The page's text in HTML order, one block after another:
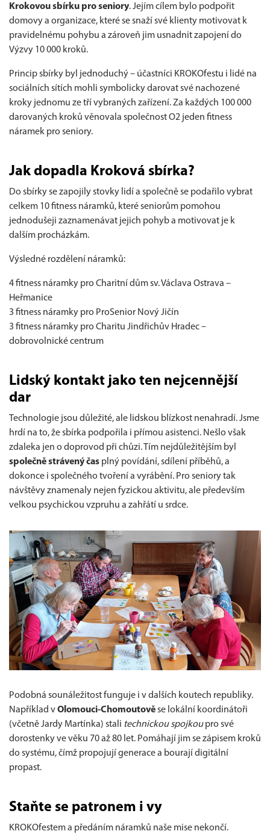
Krokovou sbírku pro seniory. Jejím cílem bylo podpořit
domovy a organizace, které se snaží své klienty motivovat k
pravidelnému pohybu a zároveň jim usnadnit zapojení do
Výzvy 10 000 kroků.
Princip sbírky byl jednoduchý – účastníci KROKOfestu i lidé na
sociálních sítích mohli symbolicky darovat své nachozené
kroky jednomu ze tří vybraných zařízení. Za každých 100 000
darovaných kroků věnovala společnost O2 jeden fitness
náramek pro seniory.
Jak dopadla Kroková sbírka?
Do sbírky se zapojily stovky lidí a společně se podařilo vybrat
celkem 10 fitness náramků, které seniorům pomohou
jednodušeji zaznamenávat jejich pohyb a motivovat je k
dalším procházkám.
Výsledné rozdělení náramků:
4 fitness náramky pro Charitní dům sv. Václava Ostrava –
Heřmanice
3 fitness náramky pro ProSenior Nový Jičín
3 fitness náramky pro Charitu Jindřichův Hradec –
dobrovolnické centrum
Lidský kontakt jako ten nejcennější
dar
Technologie jsou důležité, ale lidskou blízkost nenahradí. Jsme
hrdí na to, že sbírka podpořila i přímou asistenci. Nešlo však
zdaleka jen o doprovod při chůzi. Tím nejdůležitějším byl
společně strávený čas plný povídání, sdílení příběhů, a
dokonce i společného tvoření a vyrábění. Pro seniory tak
návštěvy znamenaly nejen fyzickou aktivitu, ale především
velkou psychickou vzpruhu a zahřátí u srdce.
Podobná sounáležitost funguje i v dalších koutech republiky.
Například vOlomouci-Chomoutověse lokální koordinátoři
(včetně Jardy Martínka) stali technickou spojkoupro své
dorostenky ve věku 70 až 80 let. Pomáhají jim se zápisem kroků
do systému, čímž propojují generace a bourají digitální
propast.
Staňte se patronem i vy
KROKOfestem a předáním náramků naše mise nekončí.